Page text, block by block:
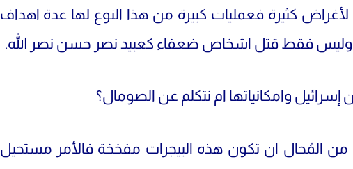
كثيرة فعمليات كبيرة من هذا النوع لها عدة اهداف
وليس فقط قتل اشخاص ضعفاء كعبيد نصر حسن نصر الله.
وامكانياتها ام نتكلم عن الصومال؟
من المُحال ان تكون هذه البيجرات مفخخة فالأمر مستحيل